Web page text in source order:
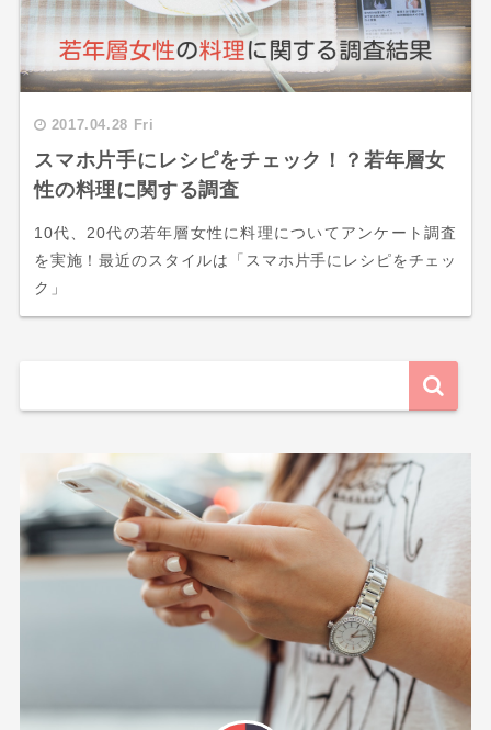
2017.04.28 Fri
スマホ片手にレシピをチェック！？若年層女
性の料理に関する調査
10代、20代の若年層女性に料理についてアンケート調査
を実施！最近のスタイルは「スマホ片手にレシピをチェッ
ク」